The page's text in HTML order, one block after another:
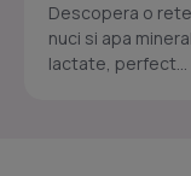
Descopera o
nuci si apa
lactate, perfect...